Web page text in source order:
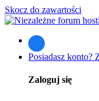
Skocz do zawartości
Posiadasz konto?
Zaloguj się